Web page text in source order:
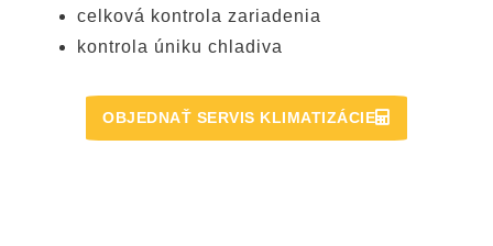
celková kontrola zariadenia
kontrola úniku chladiva
OBJEDNAŤ SERVIS KLIMATIZÁCIE